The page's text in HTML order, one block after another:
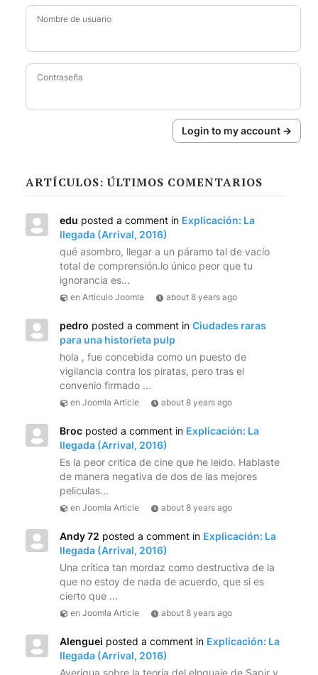
Nombre de usuario
Contraseña
Login to my account →
ARTÍCULOS: ÚLTIMOS COMENTARIOS
edu posted a comment in Explicación: La
llegada (Arrival, 2016)
qué asombro, llegar a un páramo tal de vacío
total de comprensión.lo único peor que tu
ignorancia es...
en Artículo Joomla about 8 years ago
pedro posted a comment in Ciudades raras
para una historieta pulp
hola , fue concebida como un puesto de
vigilancia contra los piratas, pero tras el
convenio firmado ...
en Joomla Article about 8 years ago
Broc posted a comment in Explicación: La
llegada (Arrival, 2016)
Es la peor critica de cine que he leido. Hablaste
de manera negativa de dos de las mejores
peliculas...
en Joomla Article about 8 years ago
Andy 72 posted a comment in Explicación: La
llegada (Arrival, 2016)
Una crítica tan mordaz como destructiva de la
que no estoy de nada de acuerdo, que si es
cierto que ...
en Joomla Article about 8 years ago
Alenguei posted a comment in Explicación: La
llegada (Arrival, 2016)